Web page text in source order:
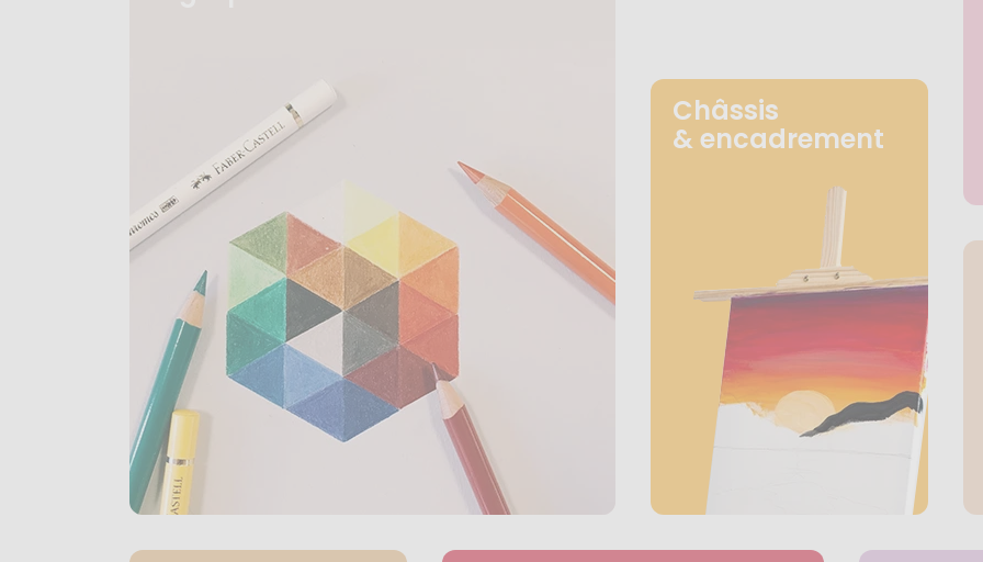
Châssis
& encadrement